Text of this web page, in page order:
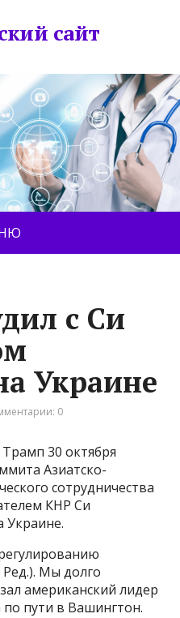
сайт
с Си
Украине
0
30 октября
Азиатско-
сотрудничества
КНР Си
Украине.
Мы долго
американский лидер
по пути в Вашингтон.